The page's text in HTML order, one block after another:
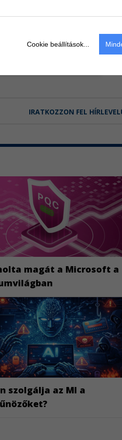
IRATKOZZON FEL
magát a Microsoft a
szolgálja az MI a
Cookie beállítások...